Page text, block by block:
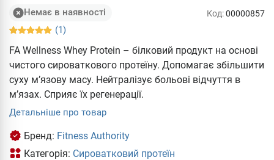
Немає в наявності
(1)
Код:00000857
FA Wellness Whey Protein – білковий продукт на основі
чистого сироваткового протеїну. Допомагає збільшити
суху м’язову масу. Нейтралізує больові відчуття в
м’язах. Сприяє їх регенерації.
Детальніше про товар
Бренд: Fitness Authority
Категорія: Сироватковий протеїн